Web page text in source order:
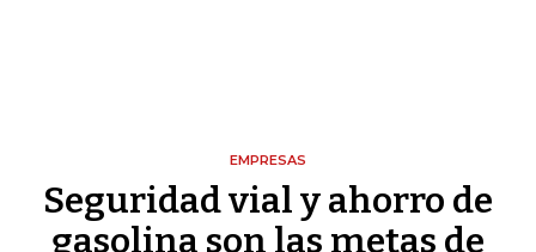
EMPRESAS
Seguridad vial y ahorro de
gasolina son las metas de